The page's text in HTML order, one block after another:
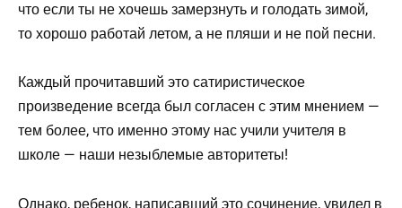
что если ты не хочешь замерзнуть и голодать зимой,
то хорошо работай летом, а не пляши и не пой песни.
Каждый прочитавший это сатиристическое
произведение всегда был согласен с этим мнением —
тем более, что именно этому нас учили учителя в
школе — наши незыблемые авторитеты!
Однако, ребенок, написавший это сочинение, увидел в